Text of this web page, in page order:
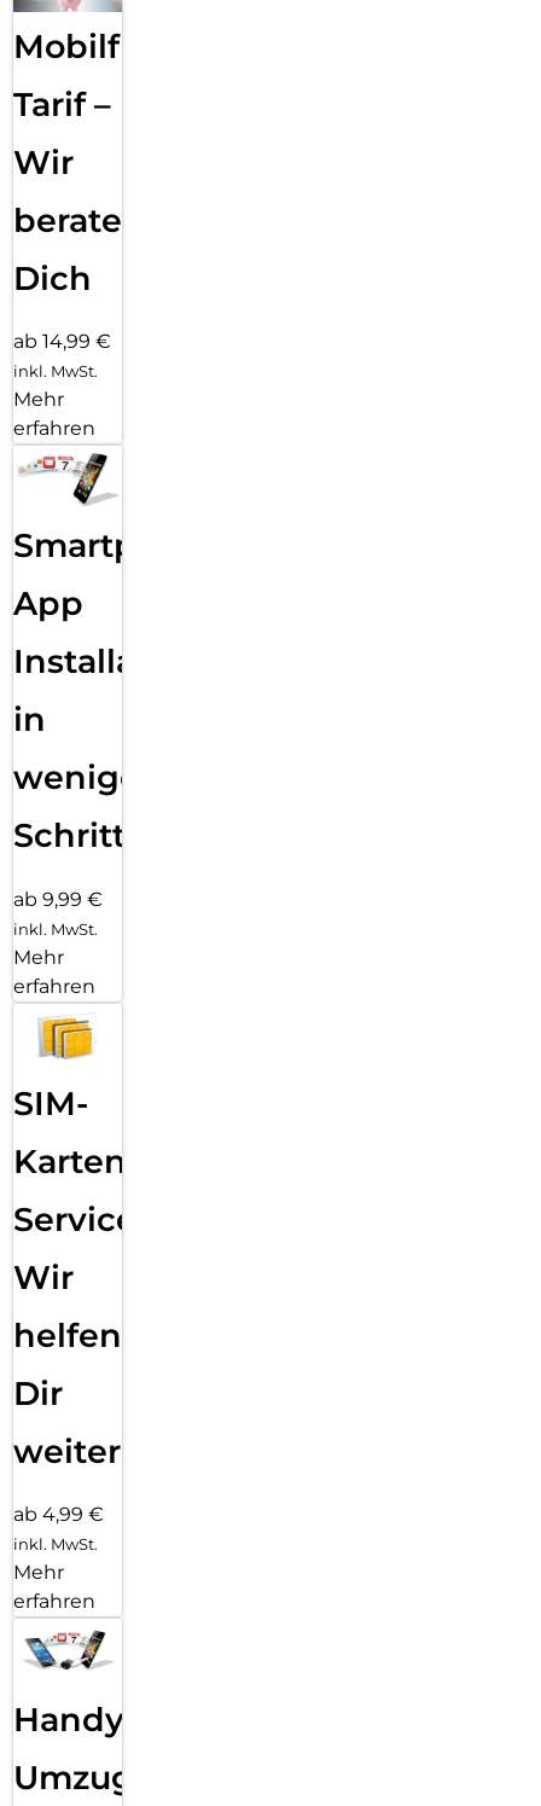
Mobilfunk
Tarif –
Wir
beraten
Dich
ab 14,99 €
inkl. MwSt.
Mehr
erfahren
Smartphone
App
Installation
in
wenigen
Schritten
ab 9,99 €
inkl. MwSt.
Mehr
erfahren
SIM-
Karten
Service:
Wir
helfen
Dir
weiter
ab 4,99 €
inkl. MwSt.
Mehr
erfahren
Handy
Umzug